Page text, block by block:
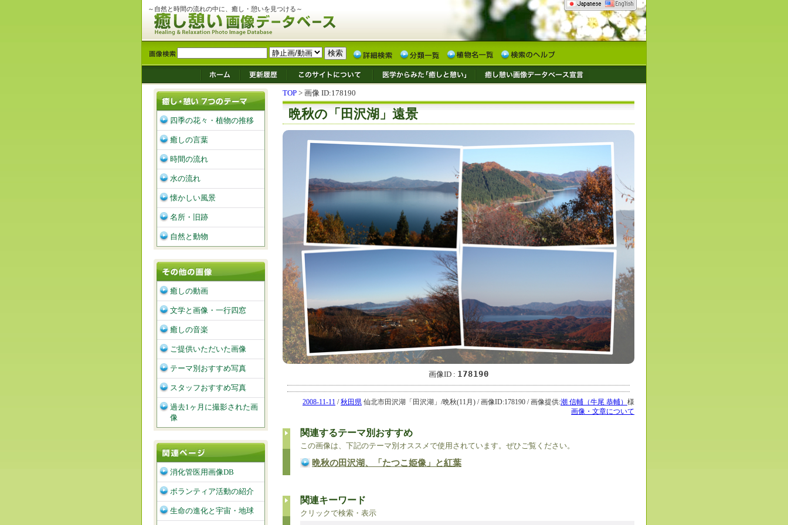
～自然と時間の流れの中に、癒し・憩いを見つける～
TOP > 画像 ID:178190
晩秋の「田沢湖」遠景
画像ID : 178190
2008-11-11 / 秋田県 仙北市田沢湖「田沢湖」/晩秋(11月) / 画像ID:178190 / 画像提供:潮 信輔（牛尾 恭輔） 様
画像・文章について
関連するテーマ別おすすめ
この画像は、下記のテーマ別オススメで使用されています。ぜひご覧ください。
晩秋の田沢湖、「たつこ姫像」と紅葉
関連キーワード
クリックで検索・表示
四季の花々・植物の推移
癒しの言葉
時間の流れ
水の流れ
懐かしい風景
名所・旧跡
自然と動物
癒しの動画
文学と画像・一行四窓
癒しの音楽
ご提供いただいた画像
テーマ別おすすめ写真
スタッフおすすめ写真
過去1ヶ月に撮影された画
像
消化管医用画像DB
ボランティア活動の紹介
生命の進化と宇宙・地球